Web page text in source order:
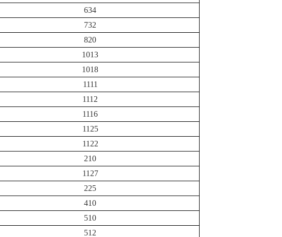
634
732
820
1013
1018
1111
1112
1116
1125
1122
210
1127
225
410
510
512